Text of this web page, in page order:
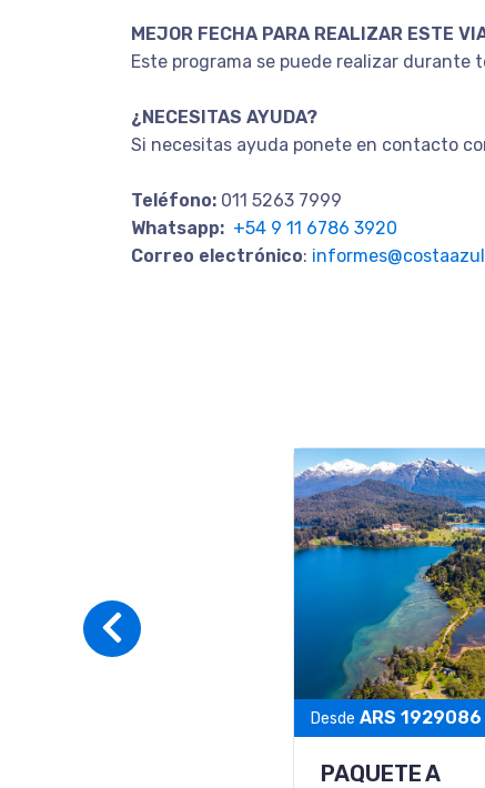
MEJOR FECHA PARA REALIZAR ESTE
Este programa se puede realizar durante
¿NECESITAS AYUDA?
Si necesitas ayuda ponete en contacto
Teléfono: 011 5263 7999
Whatsapp: +54 9 11 6786 3920
Correo electrónico:
PAQUETE A